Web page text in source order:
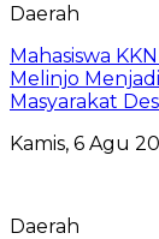
Daerah
Mahasiswa
Melinjo
Masyarakat
Kamis, 6 Agu
Daerah